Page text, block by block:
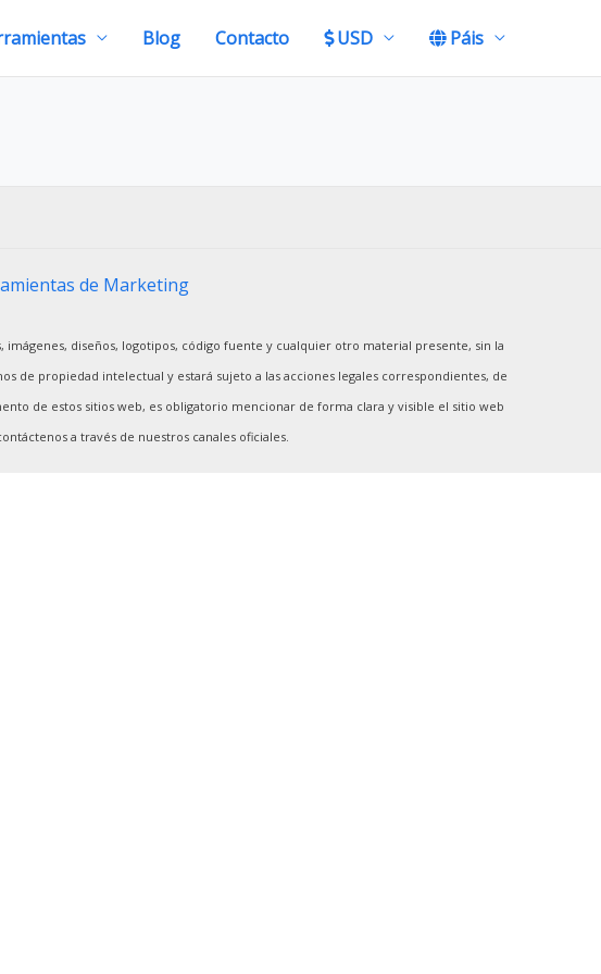
Blog Contacto USD Páis
de Marketing
diseños, logotipos, código fuente y cualquier otro material presente, sin la
de propiedad intelectual y estará sujeto a las acciones legales correspondientes, de
de estos sitios web, es obligatorio mencionar de forma clara y visible el sitio web
a través de nuestros canales oficiales.